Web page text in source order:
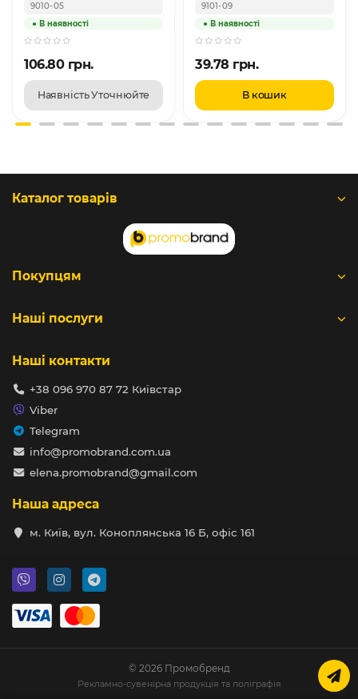
9010-05
106.80 грн.
Наявність Уточнюйте
9101-09
39.78 грн.
В кошик
Каталог товарів
Покупцям
Наші послуги
Наші контакти
+38 096 970 87 72 Київстар
Viber
Telegram
info@promobrand.com.ua
elena.promobrand@gmail.com
Наша адреса
м. Київ, вул. Коноплянська 16 Б, офіс 161
© 2026 Промобренд
Рекламно-сувенірна продукція та поліграфія